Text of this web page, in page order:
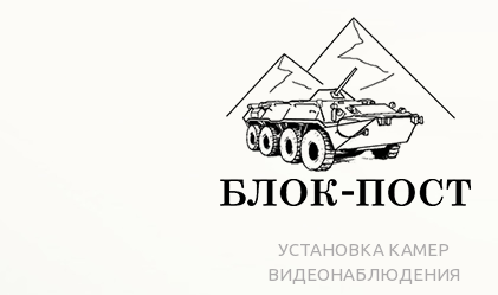
УСТАНОВКА КАМЕР
ВИДЕОНАБЛЮДЕНИЯ